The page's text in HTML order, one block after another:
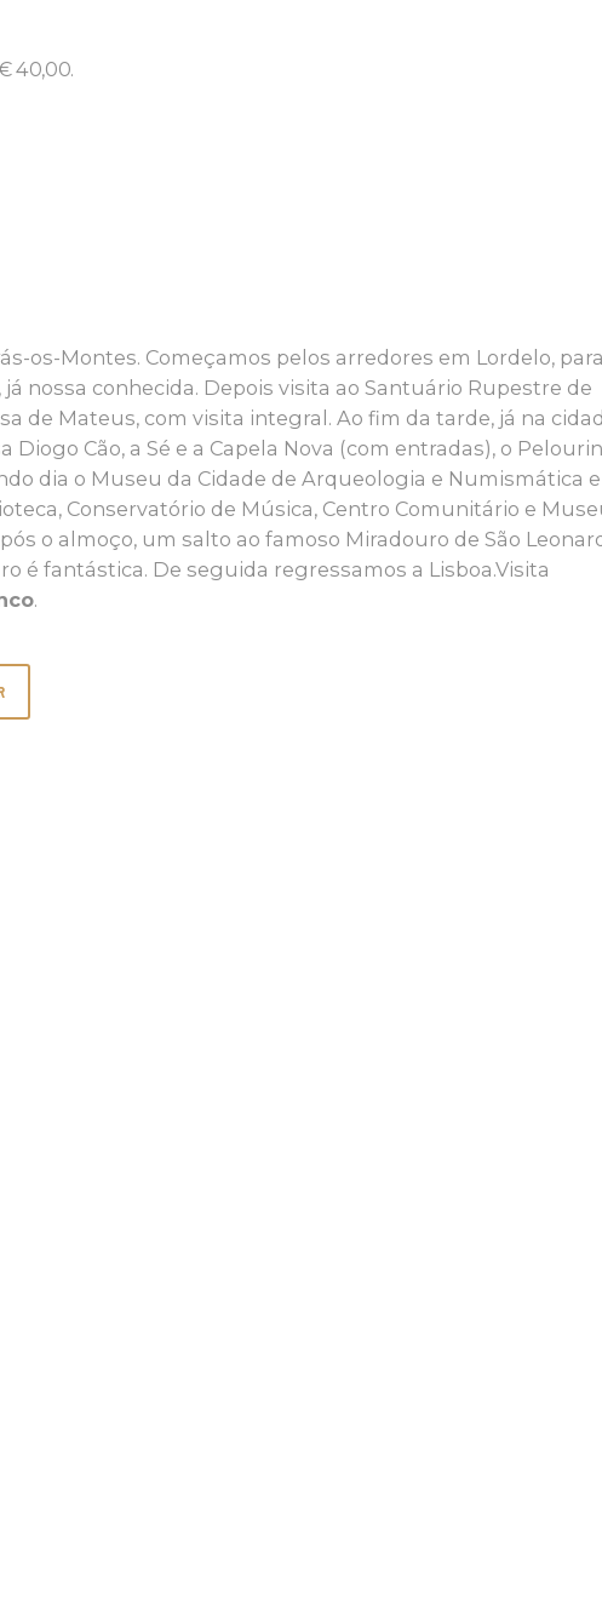
40,00.
os-Montes. Começamos pelos arredores em Lordelo, para
nossa conhecida. Depois visita ao Santuário Rupestre de
de Mateus, com visita integral. Ao fim da tarde, já na
Diogo Cão, a Sé e a Capela Nova (com entradas), o
dia o Museu da Cidade de Arqueologia e Numismática
Conservatório de Música, Centro Comunitário e
o almoço, um salto ao famoso Miradouro de São
é fantástica. De seguida regressamos a Lisboa.Visita
.